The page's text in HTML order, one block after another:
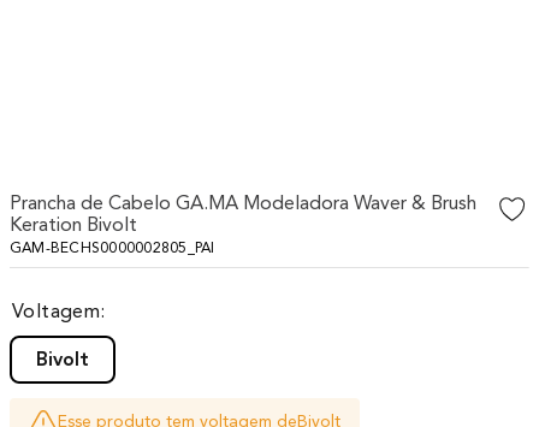
Prancha de Cabelo GA.MA Modeladora Waver & Brush
Keration Bivolt
GAM-BECHS0000002805_PAI
Voltagem
Bivolt
Esse produto tem voltagem deBivolt
10º difusor